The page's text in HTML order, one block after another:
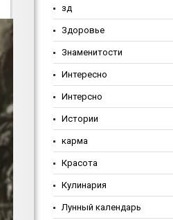
зд
Здоровье
Знаменитости
Интересно
Интерсно
Истории
карма
Красота
Кулинария
Лунный календарь